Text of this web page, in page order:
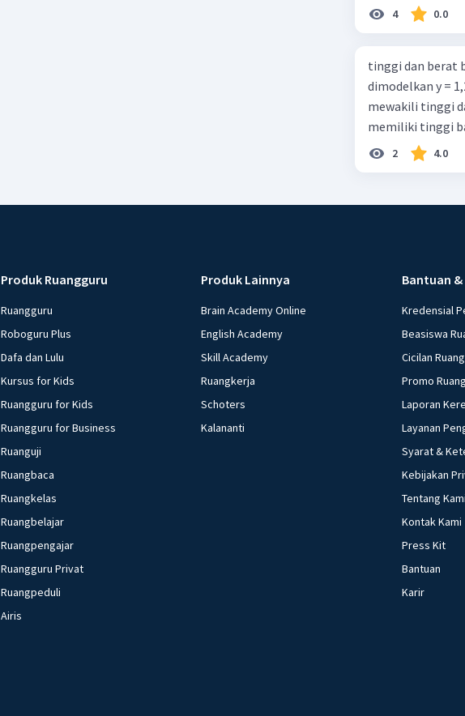
4 0.0
tinggi dan berat
dimodelkan y =
mewakili tinggi
memiliki tinggi
2 4.0
Produk Ruangguru
Ruangguru
Roboguru Plus
Dafa dan Lulu
Kursus for Kids
Ruangguru for Kids
Ruangguru for Business
Ruanguji
Ruangbaca
Ruangkelas
Ruangbelajar
Ruangpengajar
Ruangguru Privat
Ruangpeduli
Airis
Produk Lainnya
Brain Academy Online
English Academy
Skill Academy
Ruangkerja
Schoters
Kalananti
Bantuan &
Kredensial
Beasiswa
Cicilan
Promo
Laporan
Layanan
Syarat &
Kebijakan
Tentang Kami
Kontak Kami
Press Kit
Bantuan
Karir